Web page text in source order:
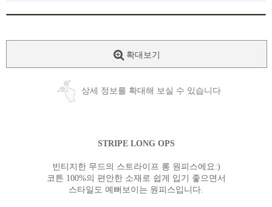
확대보기
상세 정보를 확대해 보실 수 있습니다
STRIPE LONG OPS
빈티지한 무드의 스트라이프 롱 원피스에요:)
코튼 100%의 편안한 소재로 쉽게 입기 좋으면서
스타일도 예뻐보이는 원피스입니다.